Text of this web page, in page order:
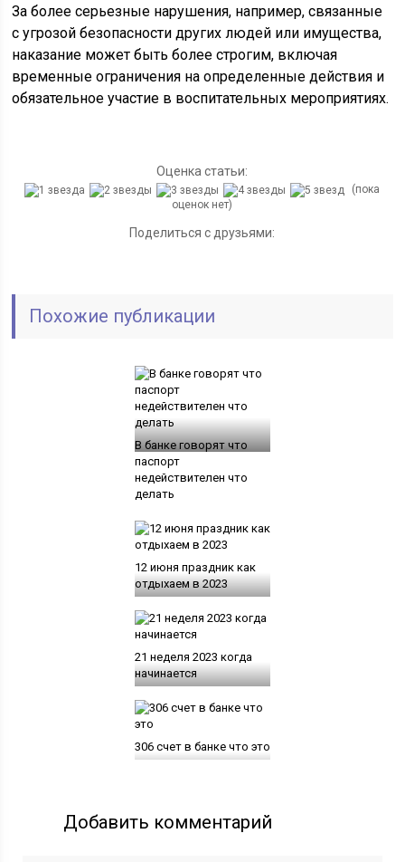
За более серьезные нарушения, например, связанные
с угрозой безопасности других людей или имущества,
наказание может быть более строгим, включая
временные ограничения на определенные действия и
обязательное участие в воспитательных мероприятиях.
Оценка статьи:
(пока
оценок нет)
Поделиться с друзьями:
Похожие публикации
В банке говорят что
паспорт
недействителен что
делать
12 июня праздник как
отдыхаем в 2023
21 неделя 2023 когда
начинается
306 счет в банке что это
Добавить комментарий